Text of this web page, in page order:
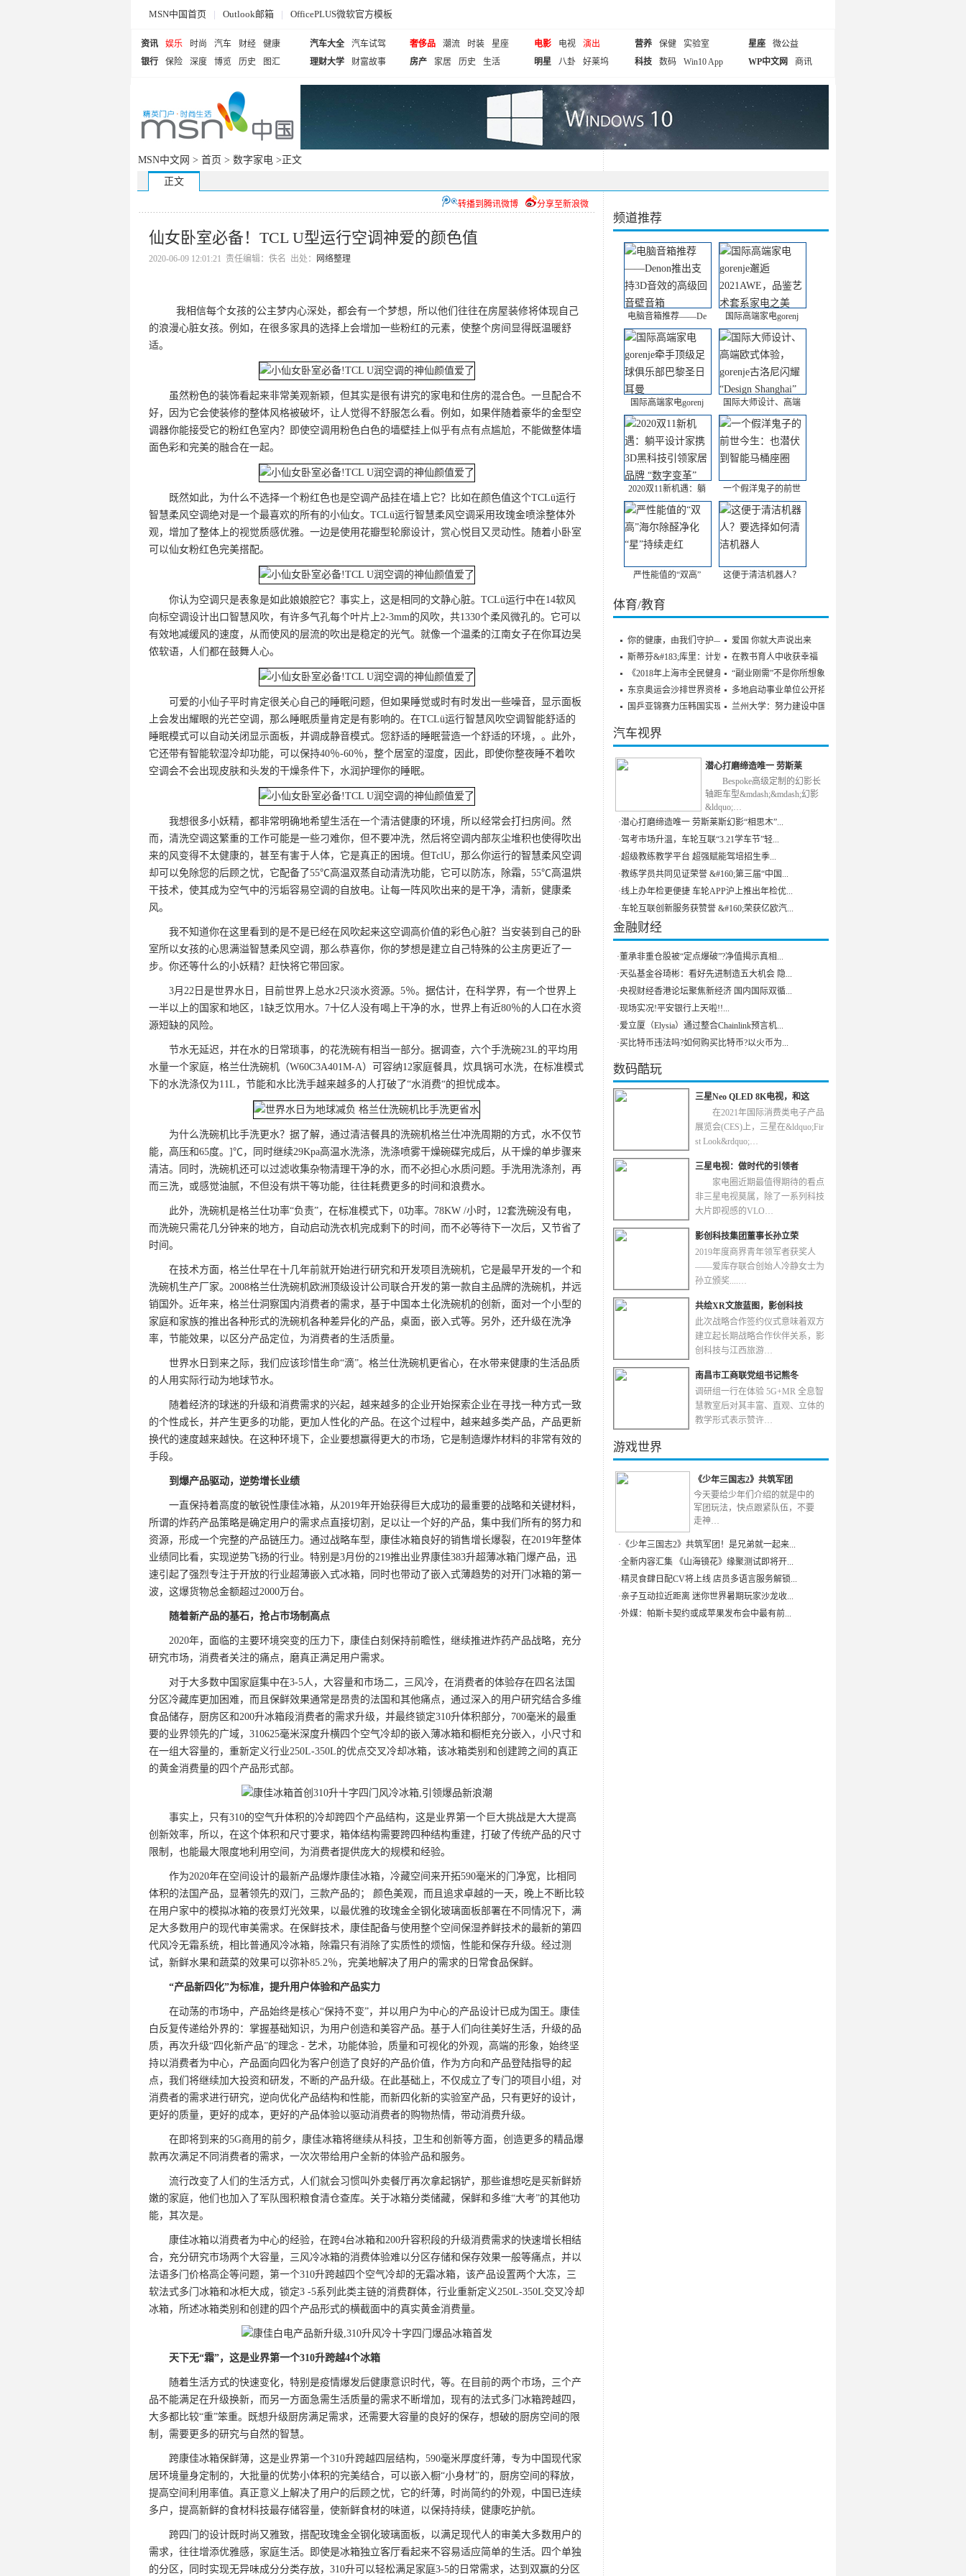
MSN中国首页 | Outlook邮箱 | OfficePLUS微软官方模板
资讯 娱乐 时尚 汽车 财经
健康
银行
保险 深度 博览 历史 图汇
汽车大全
汽车试驾
理财大学
财富故事
奢侈品 潮流 时装
星座
房产
家居 历史 生活
电影 电视
演出
明星
八卦 好莱坞
营养 保健
实验室
科技
数码 Win10 App
星座
微公益
WP中文网
商讯
MSN中文网 > 首页 > 数字家电 >正文
正文
分享至新浪微
转播到腾讯微博
仙女卧室必备！TCL U型运行空调神爱的颜色值
2020-06-09 12:01:21 责任编辑：佚名 出处： 网络整理
我相信每个女孩的公主梦内心深处，都会有一个梦想，所以他们往往在房屋装修将体现自己
的浪漫心脏女孩。例如，在很多家具的选择上会增加一些粉红的元素，使整个房间显得既温暖舒
适。
虽然粉色的装饰看起来非常美观新颖，但其实是很有讲究的家电和住房的混合色。一旦配合不
好，因为它会使装修的整体风格被破坏，让人觉得不舒服怎么看。例如，如果伴随着豪华的金型空
调器你能接受它的粉红色室内？即使空调用粉色白色的墙壁挂上似乎有点有点尴尬，不能做整体墙
面色彩和完美的融合在一起。
既然如此，为什么不选择一个粉红色也是空调产品挂在墙上它？比如在颜色值这个TCLü运行
智慧柔风空调绝对是一个最喜欢的所有的小仙女。TCLü运行智慧柔风空调采用玫瑰金喷涂整体外
观，增加了整体上的视觉质感优雅。一边是使用花瓣型轮廓设计，赏心悦目又灵动性。随着小卧室
可以仙女粉红色完美搭配。
你认为空调只是表象是如此娘娘腔它？事实上，这是相同的文静心脏。TCLü运行中在14软风
向标空调设计出口智慧风吹，有许多气孔每个叶片上2-3mm的风吹，共1330个柔风微孔的。它可以
有效地减缓风的速度，从而使风的层流的吹出是稳定的光气。就像一个温柔的江南女子在你耳边吴
侬软语，人们都在鼓舞人心。
可爱的小仙子平时肯定很关心自己的睡眠问题，但如果睡觉或时有时发出一些噪音，显示面板
上会发出耀眼的光芒空调，那么睡眠质量肯定是有影响的。在TCLü运行智慧风吹空调智能舒适的
睡眠模式可以自动关闭显示面板，并调成静音模式。您舒适的睡眠营造一个舒适的环境，。此外，
它还带有智能软湿冷却功能，可以保持40％-60％，整个居室的湿度，因此，即使你整夜睡不着吹
空调会不会出现皮肤和头发的干燥条件下，水润护理你的睡眠。
我想很多小妖精，都非常明确地希望生活在一个清洁健康的环境，所以经常会打扫房间。然
而，清洗空调这繁重的工作可能是一些刁难你，但不要冲洗，然后将空调内部灰尘堆积也使得吹出
来的风变得不太健康的，甚至有害于人体，它是真正的困境。但TclU，那么你运行的智慧柔风空调
却可以免除您的后顾之忧，它配备了55℃高温双蒸自动清洗功能，它可以防冻，除霜，55℃高温烘
干技术，使其成为空气中的污垢容易空调的自放电。让每一阵风吹出来的是干净，清新，健康柔
风。
我不知道你在这里看到的是不是已经在风吹起来这空调高价值的彩色心脏？当安装到自己的卧
室所以女孩的心思满溢智慧柔风空调，那么恭喜你，你的梦想是建立自己特殊的公主房更近了一
步。你还等什么的小妖精？赶快将它带回家。
3月22日是世界水日，目前世界上总水2只淡水资源。5％。据估计，在科学界，有一个世界上
一半以上的国家和地区，1缺乏饮用水。7十亿人没有喝上干净的水，世界上有近80％的人口在水资
源短缺的风险。
节水无延迟，并在水的日常琐事，的花洗碗有相当一部分。据调查，六个手洗碗23L的平均用
水量一个家庭，格兰仕洗碗机（W60C3A401M-A）可容纳12家庭餐具，炊具锅可水洗，在标准模式
下的水洗涤仅为11L，节能和水比洗手越来越多的人打破了“水消费“的担忧成本。
为什么洗碗机比手洗更水？据了解，通过清洁餐具的洗碗机格兰仕冲洗周期的方式，水不仅节
能，高压和65度。]℃，同时继续29Kpa高温水洗涤，洗涤喷雾干燥碗碟完成后，从干燥的单步骤来
清洁。同时，洗碗机还可以过滤收集杂物清理干净的水，而不必担心水质问题。手洗用洗涤剂，再
而三洗，或感觉油腻，不但没有烘干等功能，往往耗费更多的时间和浪费水。
此外，洗碗机是格兰仕功率“负责”，在标准模式下，0功率。78KW /小时，12套洗碗没有电，
而洗碗只需花几分钟来的地方，自动启动洗衣机完成剩下的时间，而不必等待下一次后，又节省了
时间。
在技术方面，格兰仕早在十几年前就开始进行研究和开发项目洗碗机，它是最早开发的一个和
洗碗机生产厂家。2008格兰仕洗碗机欧洲顶级设计公司联合开发的第一款自主品牌的洗碗机，并远
销国外。近年来，格兰仕洞察国内消费者的需求，基于中国本土化洗碗机的创新，面对一个小型的
家庭和家族的推出各种形式的洗碗机各种差异化的产品，桌面，嵌入式等。另外，还升级在洗净
率，节能效果，以区分产品定位，为消费者的生活质量。
世界水日到来之际，我们应该珍惜生命“滴”。格兰仕洗碗机更省心，在水带来健康的生活品质
的人用实际行动为地球节水。
随着经济的球迷的升级和消费需求的兴起，越来越多的企业开始探索企业在寻找一种方式一致
的个性成长，并产生更多的功能，更加人性化的产品。在这个过程中，越来越多类产品，产品更新
换代的速度越来越快。在这种环境下，企业要想赢得更大的市场，它是制造爆炸材料的非常有效的
手段。
到爆产品驱动，逆势增长业绩
一直保持着高度的敏锐性康佳冰箱，从2019年开始获得巨大成功的最重要的战略和关键材料，
所谓的炸药产品策略是确定用户的需求点直接切割，足以让一个好的产品，集中我们所有的努力和
资源，形成一个完整的产品链压力。通过战略车型，康佳冰箱良好的销售增长爆裂，在2019年整体
业绩同比看，实现逆势飞扬的行业。特别是3月份的219推出业界康佳383升超薄冰箱门爆产品，迅
速引起了强烈专注于开放的行业超薄嵌入式冰箱，同时也带动了嵌入式薄趋势的对开门冰箱的第一
波，这爆货物总金额超过2000万台。
随着新产品的基石，抢占市场制高点
2020年，面临的主要环境突变的压力下，康佳白刻保持前瞻性，继续推进炸药产品战略，充分
研究市场，消费者关注的痛点，磨真正满足用户需求。
对于大多数中国家庭集中在3-5人，大容量和市场二，三风冷，在消费者的体验存在四名法国
分区冷藏库更加困难，而且保鲜效果通常是昂贵的法国和其他痛点，通过深入的用户研究结合多维
食品储存，厨房区和200升冰箱段消费者的需求升级，并最终锁定310升体积部分，700毫米的最重
要的业界领先的广域，310625毫米深度升横四个空气冷却的嵌入薄冰箱和橱柜充分嵌入，小尺寸和
在一组大容量的，重新定义行业250L-350L的优点交叉冷却冰箱，该冰箱类别和创建跨之间的真正
的黄金消费量的四个产品形式部。
事实上，只有310的空气升体积的冷却跨四个产品结构，这是业界第一个巨大挑战是大大提高
创新效率，所以，在这个体积和尺寸要求，箱体结构需要跨四种结构重建，打破了传统产品的尺寸
限制，也能最大限度地利用空间，为消费者提供庞大的规模和经验。
作为2020年在空间设计的最新产品爆炸康佳冰箱，冷藏空间来开拓590毫米的门净宽，比相同
体积的法国产品，显著领先的双门，三款产品的； 颜色美观，而且追求卓越的一天，晚上不断比较
在用户家中的模拟冰箱的夜景灯光效果，以最优雅的玫瑰金全钢化玻璃面板部署在不同情况下，满
足大多数用户的现代审美需求。在保鲜技术，康佳配备与使用整个空间保湿养鲜技术的最新的第四
代风冷无霜系统，相比普通风冷冰箱，除霜只有消除了实质性的烦恼，性能和保存升级。经过测
试，新鲜水果和蔬菜的效果可以弥补85.2％，完美地解决了用户的需求的日常食品保鲜。
“产品新四化”为标准，提升用户体验和产品实力
在动荡的市场中，产品始终是核心“保持不变”，并以用户为中心的产品设计已成为国王。康佳
白反复传递给外界的：掌握基础知识，为用户创造和美容产品。基于人们向往美好生活，升级的品
质，再次升级“四化新产品”的理念 - 艺术，功能体验，质量和可视化的外观，高端的形象，始终坚
持以消费者为中心，产品面向四化为客户创造了良好的产品价值，作为方向和产品登陆指导的起
点，我们将继续加大投资和研发，不断的产品升级。在此基础上，不仅成立了专门的项目小组，对
消费者的需求进行研究，逆向优化产品结构和性能，而新四化新的实验室产品，只有更好的设计，
更好的质量，更好的成本，更好的产品体验以驱动消费者的购物热情，带动消费升级。
在即将到来的5G商用的前夕，康佳冰箱将继续从科技，卫生和创新等方面，创造更多的精品爆
款再次满足不同消费者的需求，一次次带给用户全新的体验产品和服务。
流行改变了人们的生活方式，人们就会习惯叫外卖餐厅再次拿起锅铲，那些谁想吃是买新鲜娇
嫩的家庭，他们也加入了军队囤积粮食清仓查库。关于冰箱分类储藏，保鲜和多维“大考”的其他功
能，其次是。
康佳冰箱以消费者为中心的经验，在跨4台冰箱和200升容积段的升级消费需求的快速增长相结
合，充分研究市场两个大容量，三风冷冰箱的消费体验难以分区存储和保存效果一般等痛点，并以
法语多门价格高企等问题，第一个310升跨越四个空气冷却的无霜冰箱，该产品设置两个大冻，三
软法式多门冰箱和冰柜大成，锁定3 -5系列此类主链的消费群体，行业重新定义250L-350L交叉冷却
冰箱，所述冰箱类别和创建的四个产品形式的横截面中的真实黄金消费量。
天下无“霜”，这是业界第一个310升跨越4个冰箱
随着生活方式的快速变化，特别是疫情爆发后健康意识时代，等。在目前的两个市场，三个产
品不能满足在升级换新，而另一方面急需生活质量的需求不断增加，现有的法式多门冰箱跨越四，
大多都比较“重”笨重。既想升级厨房满足需求，还需要大容量的良好的保存，想破的厨房空间的限
制，需要更多的研究与自然的智慧。
跨康佳冰箱保鲜薄，这是业界第一个310升跨越四层结构，590毫米厚度纤薄，专为中国现代家
居环境量身定制的，大批量的优势小体积的完美结合，可以嵌入橱“小身材”的，厨房空间的释放，
提高空间利用率值。真正意义上解决了用户的后顾之忧，它的纤薄，时尚简约的外观，中国已连续
多户，提高新鲜的食材科技最存储容量，使新鲜食材的味道，以保持持续，健康吃护航。
跨四门的设计既时尚又雅致，搭配玫瑰金全钢化玻璃面板，以满足现代人的审美大多数用户的
需求，往往增添优雅感，家庭生活。即使是冰箱独立客厅看起来不容易适应简单的生活。四个单独
的分区，同时实现无异味成分分类存放，310升可以轻松满足家庭3-5的日常需求，达到双赢的分区
频道推荐
电脑音箱推荐——De 国际高端家电gorenj
国际高端家电gorenj 国际大师设计、高端
2020双11新机遇：躺 一个假洋鬼子的前世
严性能值的“双高” 这便于清洁机器人？
体育/教育
你的健康，由我们守护——
斯蒂芬&#183;库里：计划参
《2018年上海市全民健身发
东京奥运会沙排世界资格赛
国乒亚锦赛力压韩国实现男
爱国 你就大声说出来
在教书育人中收获幸福
“副业刚需”不是你所想象
多地启动事业单位公开招聘
兰州大学：努力建设中国特
汽车视界
潜心打磨缔造唯一 劳斯莱
Bespoke高级定制的幻影长
轴距车型&mdash;&mdash;幻影
&ldquo;…
·潜心打磨缔造唯一 劳斯莱斯幻影“相思木”...
·驾考市场升温，车轮互联“3.21学车节”轻...
·超级教练教学平台 超强赋能驾培招生季...
·教练学员共同见证荣誉 &#160;第三届“中国...
·线上办年检更便捷 车轮APP沪上推出年检优...
·车轮互联创新服务获赞誉 &#160;荣获亿欧汽...
金融财经
·董承非重仓股被“定点爆破”?净值揭示真相...
·天弘基金谷琦彬：看好先进制造五大机会 隐...
·央视财经香港论坛聚焦新经济 国内国际双循...
·现场实况!平安银行上天啦!!...
·爱立厦（Elysia）通过整合Chainlink预言机...
·买比特币违法吗?如何购买比特币?以火币为...
数码酷玩
三星Neo QLED 8K电视，和这
在2021年国际消费类电子产品
展览会(CES)上，三星在&ldquo;Fir
st Look&rdquo;…
三星电视：做时代的引领者
家电圈近期最值得期待的看点
非三星电视莫属，除了一系列科技
大片即视感的VLO…
影创科技集团董事长孙立荣
2019年度商界青年领军者获奖人
——爱库存联合创始人冷静女士为
孙立颁奖....…
共绘XR文旅蓝图，影创科技
此次战略合作签约仪式意味着双方
建立起长期战略合作伙伴关系，影
创科技与江西旅游…
南昌市工商联党组书记熊冬
调研组一行在体验 5G+MR 全息智
慧教室后对其丰富、直观、立体的
教学形式表示赞许…
游戏世界
《少年三国志2》共筑军团
今天要给少年们介绍的就是中的
军团玩法，快点跟紧队伍，不要
走神…
· 《少年三国志2》共筑军团！是兄弟就一起来...
·全新内容汇集 《山海镜花》缘聚测试即将开...
·精灵食肆日配CV将上线 店员多语言服务解锁...
·亲子互动拉近距离 迷你世界暑期玩家沙龙收...
·外媒：帕斯卡契约或成苹果发布会中最有前...